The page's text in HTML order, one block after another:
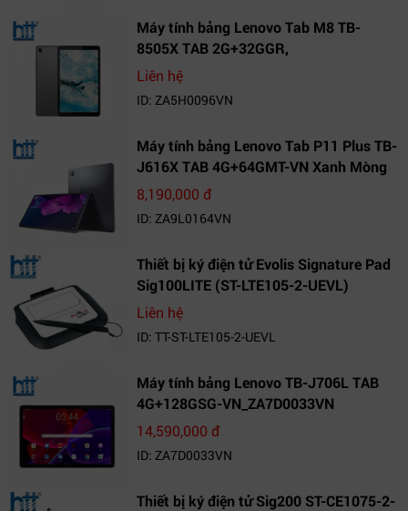
Máy tính bảng Lenovo Tab M8 TB-
8505X TAB 2G+32GGR,
VN_ZA5H0096VN
Liên hệ
ID: ZA5H0096VN
Máy tính bảng Lenovo Tab P11 Plus TB-
J616X TAB 4G+64GMT-VN Xanh Mòng
Két_ZA9L0164VN
8,190,000 đ
ID: ZA9L0164VN
Thiết bị ký điện tử Evolis Signature Pad
Sig100LITE (ST-LTE105-2-UEVL)
Liên hệ
ID: TT-ST-LTE105-2-UEVL
Máy tính bảng Lenovo TB-J706L TAB
4G+128GSG-VN_ZA7D0033VN
14,590,000 đ
ID: ZA7D0033VN
Thiết bị ký điện tử Sig200 ST-CE1075-2-